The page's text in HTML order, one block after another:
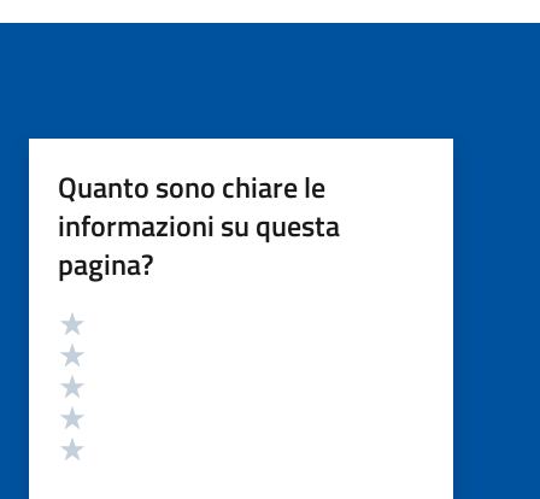
Quanto sono chiare le
informazioni su questa
pagina?
Valutazione